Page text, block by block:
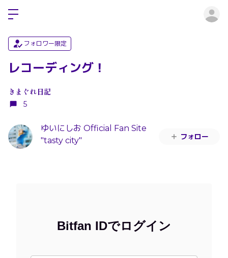
フォロワー限定
レコーディング！
きまぐれ日記
5
ゆいにしお Official Fan Site
"tasty city"
フォロー
Bitfan IDでログイン